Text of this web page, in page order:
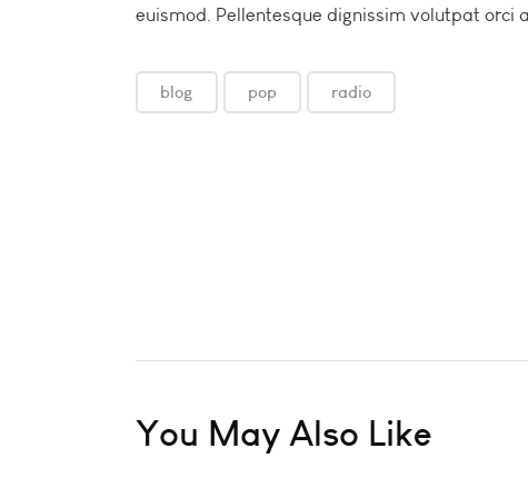
euismod. Pellentesque dignissim volutpat orci
blog pop radio
You May Also Like